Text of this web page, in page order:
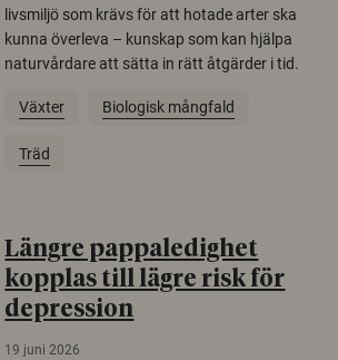
livsmiljö som krävs för att hotade arter ska
kunna överleva – kunskap som kan hjälpa
naturvårdare att sätta in rätt åtgärder i tid.
Växter Biologisk mångfald
Träd
Längre pappaledighet
kopplas till lägre risk för
depression
19 juni 2026